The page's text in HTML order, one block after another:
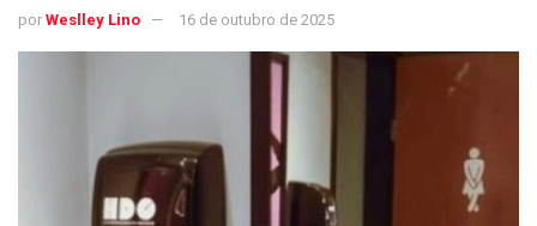
por Weslley Lino 16 de outubro de 2025